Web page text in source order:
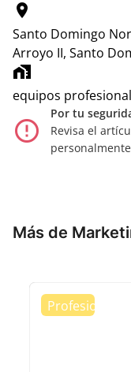
location_on
Santo Domingo
Arroyo II, Santo
home_work
equipos
error_outline
Por tu
Revisa el
Más de